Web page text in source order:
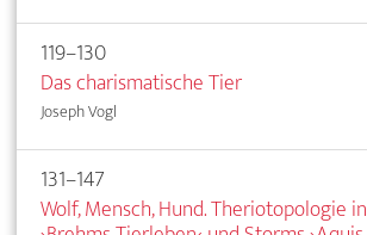
119–130
Das charismatische Tier
Joseph Vogl
131–147
Wolf, Mensch, Hund. Theriotopologie in